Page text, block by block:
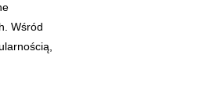
Wśród